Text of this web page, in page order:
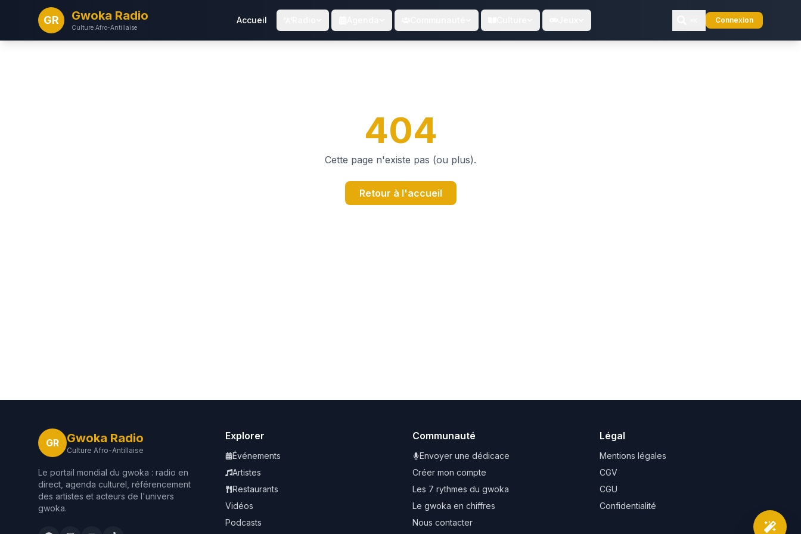
GR Gwoka Radio
Culture Afro-Antillaise
Accueil Connexion
404
Cette page n'existe pas (ou plus).
Retour à l'accueil
GR Gwoka Radio
Culture Afro-Antillaise
Le portail mondial du gwoka : radio en
direct, agenda culturel, référencement
des artistes et acteurs de l'univers
gwoka.
Explorer
Événements
Artistes
Restaurants
Vidéos
Podcasts
Communauté
Envoyer une dédicace
Créer mon compte
Les 7 rythmes du gwoka
Le gwoka en chiffres
Nous contacter
Légal
Mentions légales
CGV
CGU
Confidentialité